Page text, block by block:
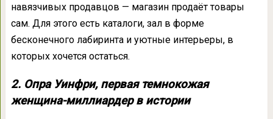
навязчивых продавцов — магазин продаёт товары
сам. Для этого есть каталоги, зал в форме
бесконечного лабиринта и уютные интерьеры, в
которых хочется остаться.
2. Опра Уинфри, первая темнокожая
женщина-миллиардер в истории